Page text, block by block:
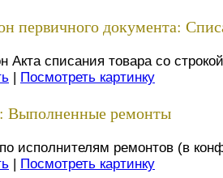
первичного документа:
Акта списания товара со
Посмотреть картинку
Выполненные ремонты
исполнителям ремонтов (в
Посмотреть картинку